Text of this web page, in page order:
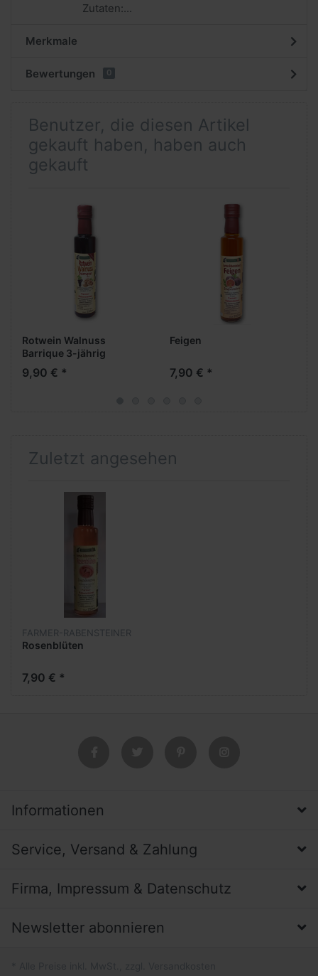
Zutaten:...
Merkmale
Bewertungen 0
Benutzer, die diesen Artikel
gekauft haben, haben auch
gekauft
Rotwein Walnuss
Barrique 3-jährig
9,90 € *
Feigen
7,90 € *
Zuletzt angesehen
FARMER-RABENSTEINER
Rosenblüten
7,90 € *
Informationen
Service, Versand & Zahlung
Firma, Impressum & Datenschutz
Newsletter abonnieren